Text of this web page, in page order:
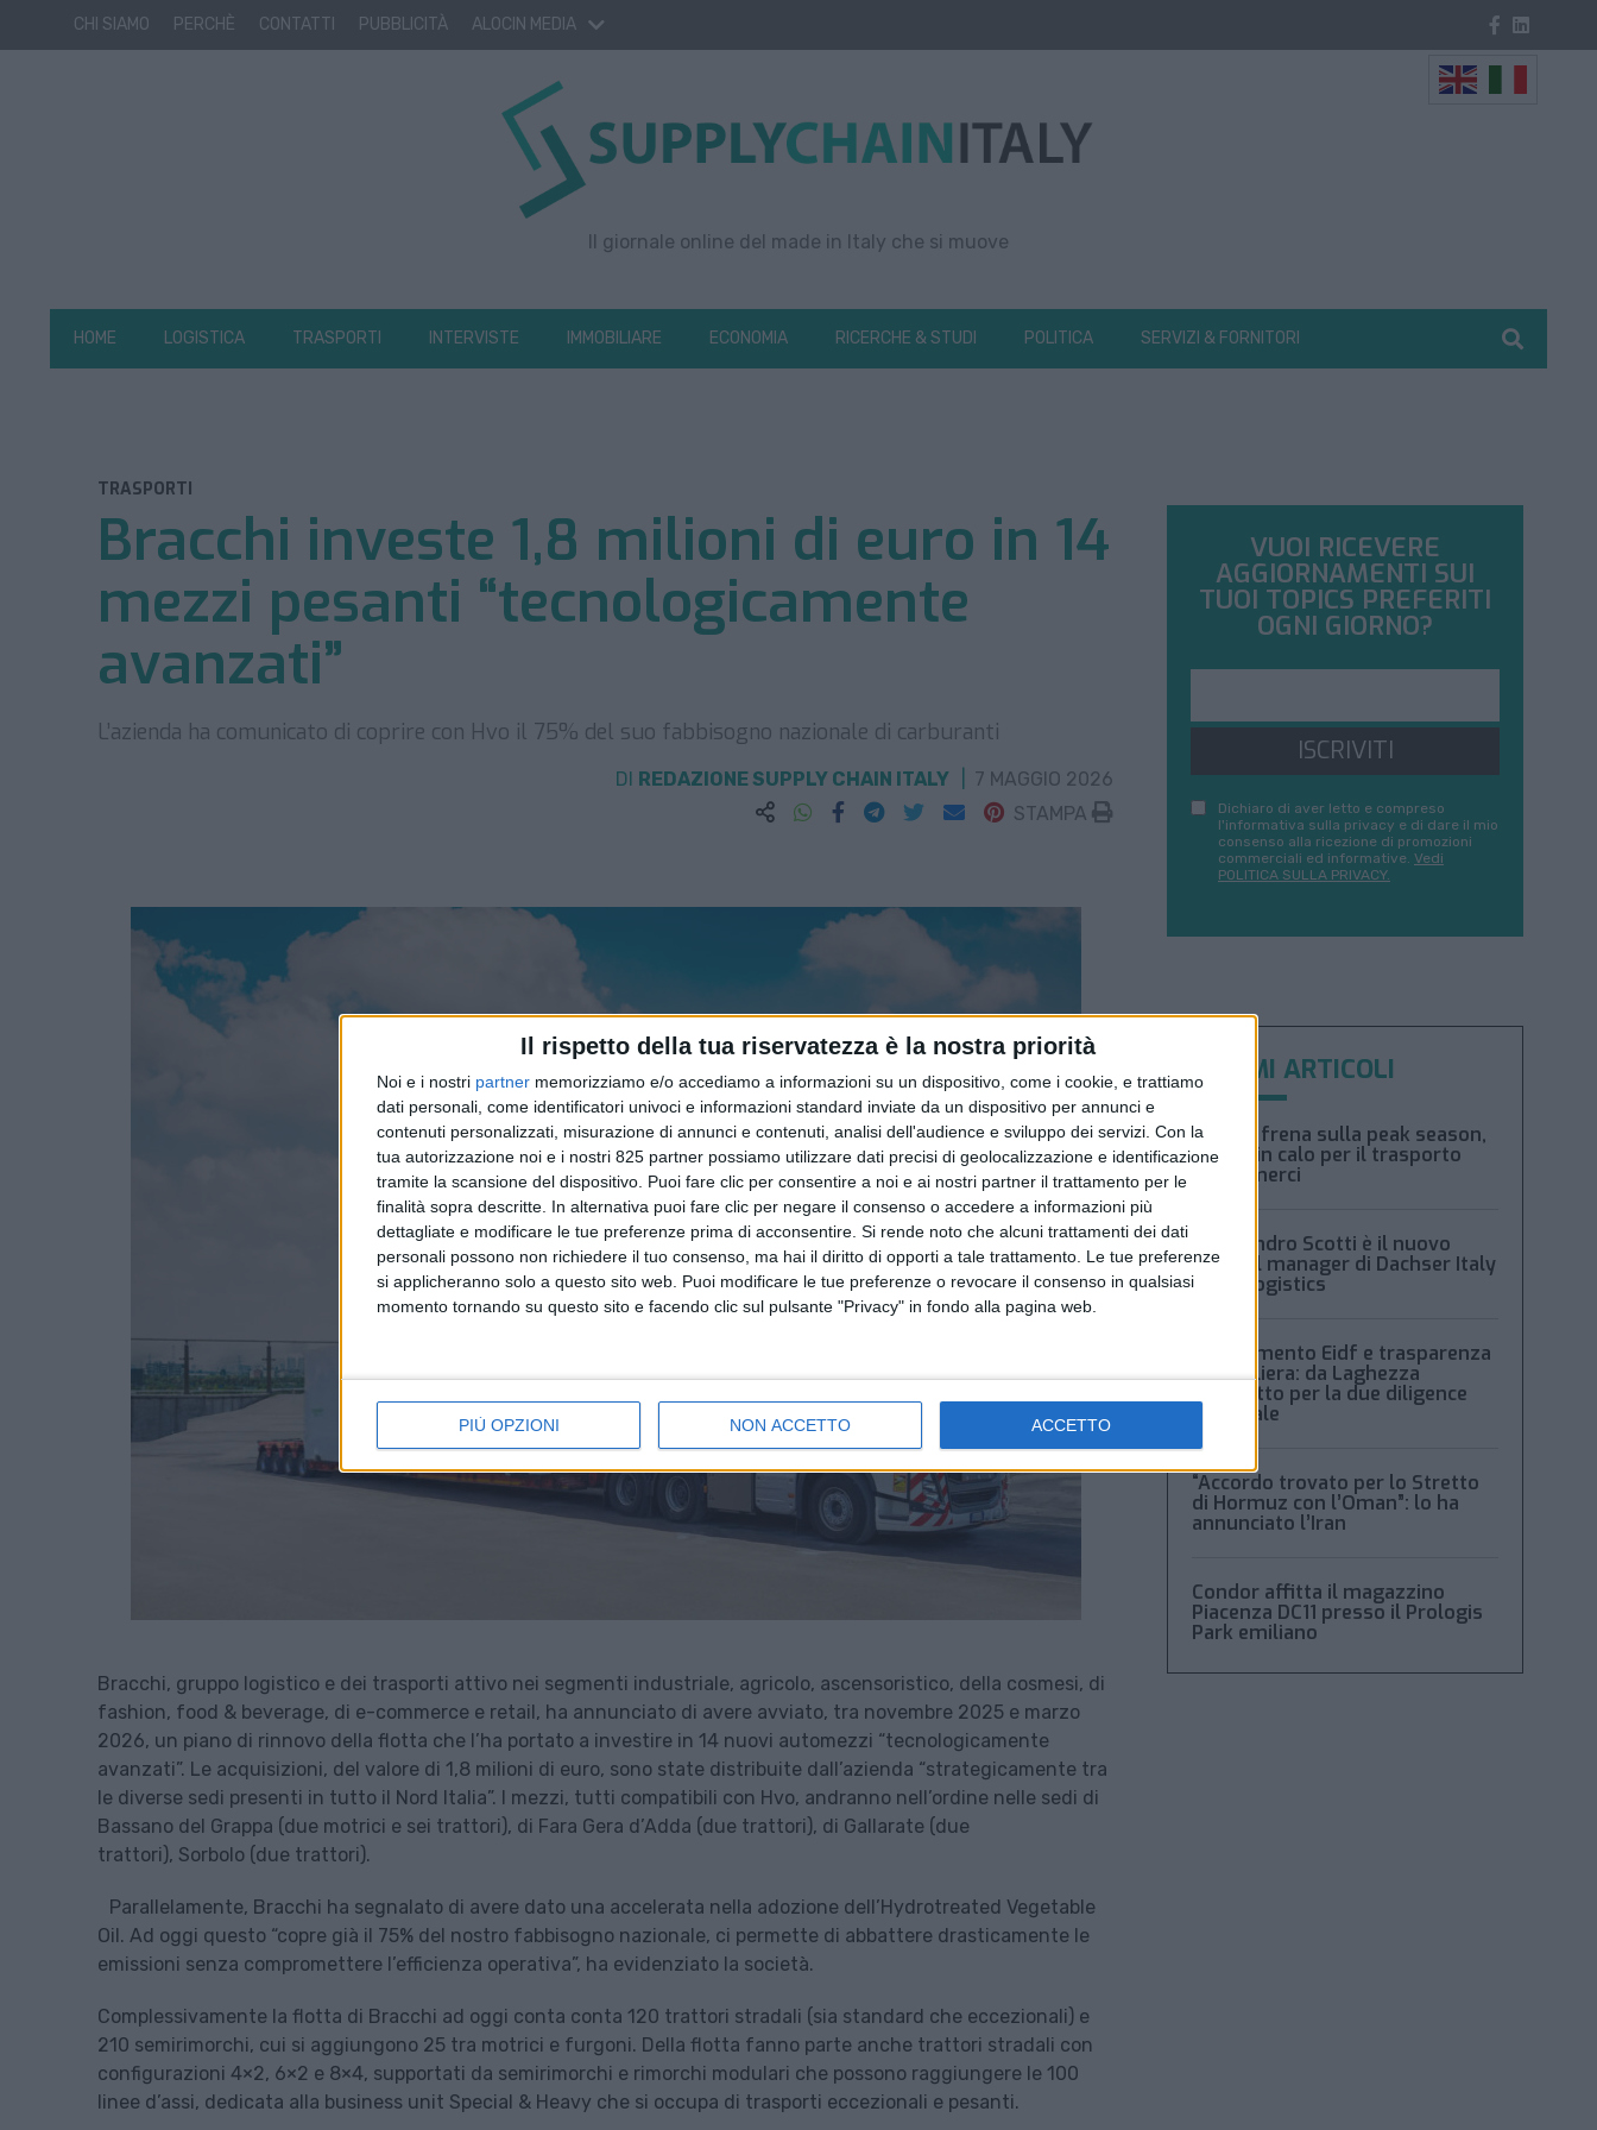
Il rispetto della tua riservatezza è la nostra priorità
Noi e i nostri partner memorizziamo e/o accediamo a informazioni su un dispositivo, come i cookie, e trattiamo
dati personali, come identificatori univoci e informazioni standard inviate da un dispositivo per annunci e
contenuti personalizzati, misurazione di annunci e contenuti, analisi dell'audience e sviluppo dei servizi. Con la
tua autorizzazione noi e i nostri 825 partner possiamo utilizzare dati precisi di geolocalizzazione e identificazione
tramite la scansione del dispositivo. Puoi fare clic per consentire a noi e ai nostri partner il trattamento per le
finalità sopra descritte. In alternativa puoi fare clic per negare il consenso o accedere a informazioni più
dettagliate e modificare le tue preferenze prima di acconsentire. Si rende noto che alcuni trattamenti dei dati
personali possono non richiedere il tuo consenso, ma hai il diritto di opporti a tale trattamento. Le tue preferenze
si applicheranno solo a questo sito web. Puoi modificare le tue preferenze o revocare il consenso in qualsiasi
momento tornando su questo sito e facendo clic sul pulsante "Privacy" in fondo alla pagina web.
PIÙ OPZIONI NON ACCETTO ACCETTO
CHI SIAMO PERCHÈ CONTATTI PUBBLICITÀ ALOCIN MEDIA
Il giornale online del made in Italy che si muove
HOME LOGISTICA TRASPORTI INTERVISTE IMMOBILIARE ECONOMIA RICERCHE & STUDI POLITICA SERVIZI & FORNITORI
TRASPORTI
Bracchi investe 1,8 milioni di euro in 14
mezzi pesanti “tecnologicamente
avanzati”
L’azienda ha comunicato di coprire con Hvo il 75% del suo fabbisogno nazionale di carburanti
DI REDAZIONE SUPPLY CHAIN ITALY
7 MAGGIO 2026
STAMPA
Bracchi, gruppo logistico e dei trasporti attivo nei segmenti industriale, agricolo, ascensoristico, della cosmesi, di
fashion, food & beverage, di e-commerce e retail, ha annunciato di avere avviato, tra novembre 2025 e marzo
2026, un piano di rinnovo della flotta che l’ha portato a investire in 14 nuovi automezzi “tecnologicamente
avanzati”. Le acquisizioni, del valore di 1,8 milioni di euro, sono state distribuite dall’azienda “strategicamente tra
le diverse sedi presenti in tutto il Nord Italia”. I mezzi, tutti compatibili con Hvo, andranno nell’ordine nelle sedi di
Bassano del Grappa (due motrici e sei trattori), di Fara Gera d’Adda (due trattori), di Gallarate (due
trattori), Sorbolo (due trattori).
Parallelamente, Bracchi ha segnalato di avere dato una accelerata nella adozione dell’Hydrotreated Vegetable
Oil. Ad oggi questo “copre già il 75% del nostro fabbisogno nazionale, ci permette di abbattere drasticamente le
emissioni senza compromettere l’efficienza operativa”, ha evidenziato la società.
Complessivamente la flotta di Bracchi ad oggi conta conta 120 trattori stradali (sia standard che eccezionali) e
210 semirimorchi, cui si aggiungono 25 tra motrici e furgoni. Della flotta fanno parte anche trattori stradali con
configurazioni 4×2, 6×2 e 8×4, supportati da semirimorchi e rimorchi modulari che possono raggiungere le 100
linee d’assi, dedicata alla business unit Special & Heavy che si occupa di trasporti eccezionali e pesanti.
VUOI RICEVERE
AGGIORNAMENTI SUI
TUOI TOPICS PREFERITI
OGNI GIORNO?
ISCRIVITI
Dichiaro di aver letto e compreso
l'informativa sulla privacy e di dare il mio
consenso alla ricezione di promozioni
commerciali ed informative. Vedi
POLITICA SULLA PRIVACY.
ULTIMI ARTICOLI
Xeneta frena sulla peak season,
tariffe in calo per il trasporto
aereo merci
Alessandro Scotti è il nuovo
general manager di Dachser Italy
Food Logistics
Regolamento Eidf e trasparenza
della filiera: da Laghezza
pacchetto per la due diligence
aziendale
“Accordo trovato per lo Stretto
di Hormuz con l’Oman”: lo ha
annunciato l’Iran
Condor affitta il magazzino
Piacenza DC11 presso il Prologis
Park emiliano